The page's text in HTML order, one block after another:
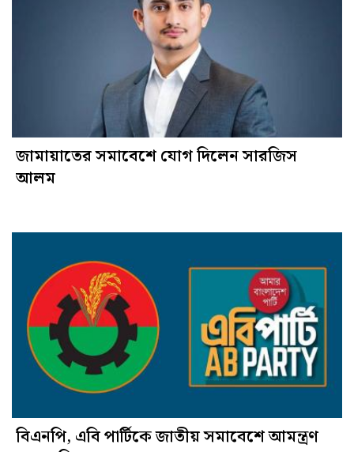
জামায়াতের সমাবেশে যোগ দিলেন সারজিস
আলম
বিএন‌পি, এবি পা‌র্টিকে জাতীয় সমাবেশে আমন্ত্রণ